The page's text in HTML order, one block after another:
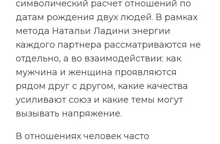
символический расчет отношений по
датам рождения двух людей. В рамках
метода Натальи Ладини энергии
каждого партнера рассматриваются не
отдельно, а во взаимодействии: как
мужчина и женщина проявляются
рядом друг с другом, какие качества
усиливают союз и какие темы могут
вызывать напряжение.
В отношениях человек часто